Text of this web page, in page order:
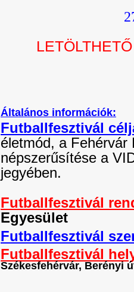
Általános információk:
Futballfesztivál
életmód, a Fehérvár
népszerűsítése a
jegyében.
Futballfesztivál
Egyesület
Futballfesztivál
Futballfesztivál
Székesfehérvár, Berényi